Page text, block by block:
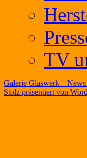
TV
Galerie Glaswerk –
Stolz präsentiert von